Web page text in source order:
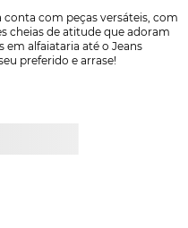
conta com peças versáteis, com
cheias de atitude que adoram
em alfaiataria até o Jeans
preferido e arrase!